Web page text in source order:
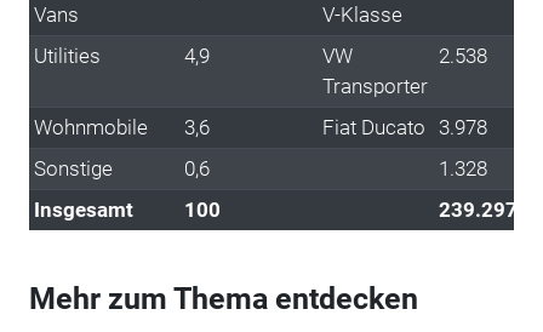
Vans
V-Klasse
Utilities 4,9
VW
Transporter
2.538
Wohnmobile 3,6 Fiat Ducato
3.978
Sonstige
0,6
1.328
Insgesamt
100 239.297
Mehr zum Thema entdecken